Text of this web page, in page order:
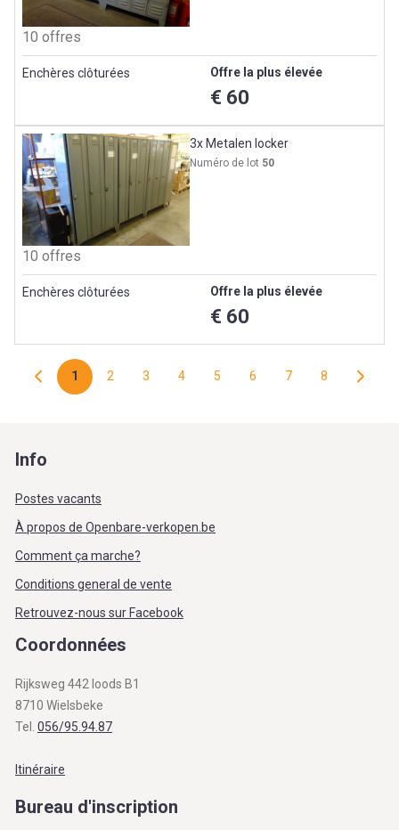
10 offres
Enchères clôturées Offre la plus élevée
€ 60
3x Metalen locker
Numéro de lot 50
10 offres
Enchères clôturées Offre la plus élevée
€ 60
1 2 3 4 5 6 7 8
Info
Postes vacants
À propos de Openbare-verkopen.be
Comment ça marche?
Conditions general de vente
Retrouvez-nous sur Facebook
Coordonnées
Rijksweg 442 loods B1
8710 Wielsbeke
Tel.
056/95.94.87
Itinéraire
Bureau d'inscription